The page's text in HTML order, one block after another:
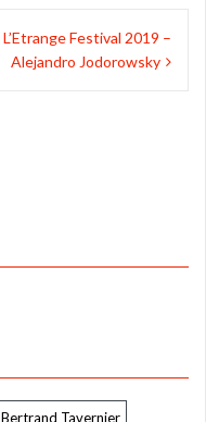
L’Etrange Festival 2019 –
Alejandro Jodorowsky
Bertrand Tavernier